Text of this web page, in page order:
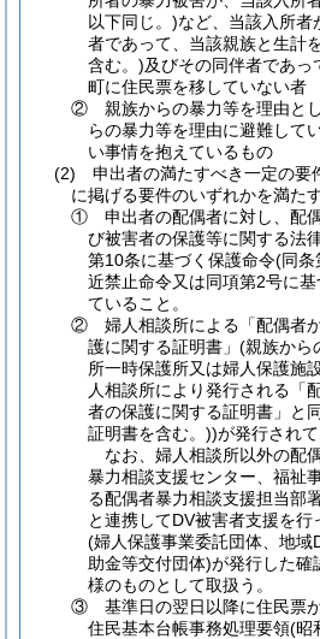
以下同じ。)など、当該入所
者であって、当該親族と生計
含む。)及びその同伴者であっ
町に住民票を移していない者
② 親族からの暴力等を理由と
らの暴力等を理由に避難して
い事情を抱えているもの
(2) 申出者の満たすべき一定の
に掲げる要件のいずれかを満た
① 申出者の配偶者に対し、配
び被害者の保護等に関する法
第10条に基づく保護命令(同
近禁止命令又は同項第2号に
ていること。
② 婦人相談所による「配偶者
護に関する証明書」(親族から
所一時保護所又は婦人保護施
人相談所により発行される「
者の保護に関する証明書」と
証明書を含む。))が発行されて
なお、婦人相談所以外の配
暴力相談支援センター、福祉
る配偶者暴力相談支援担当部
と連携してDV被害者支援を
(婦人保護事業委託団体、地域
助金等交付団体)が発行した確
様のものとして取扱う。
③ 基準日の翌日以降に住民票が
住民基本台帳事務処理要領(